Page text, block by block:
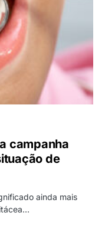
campanha
de
ainda mais